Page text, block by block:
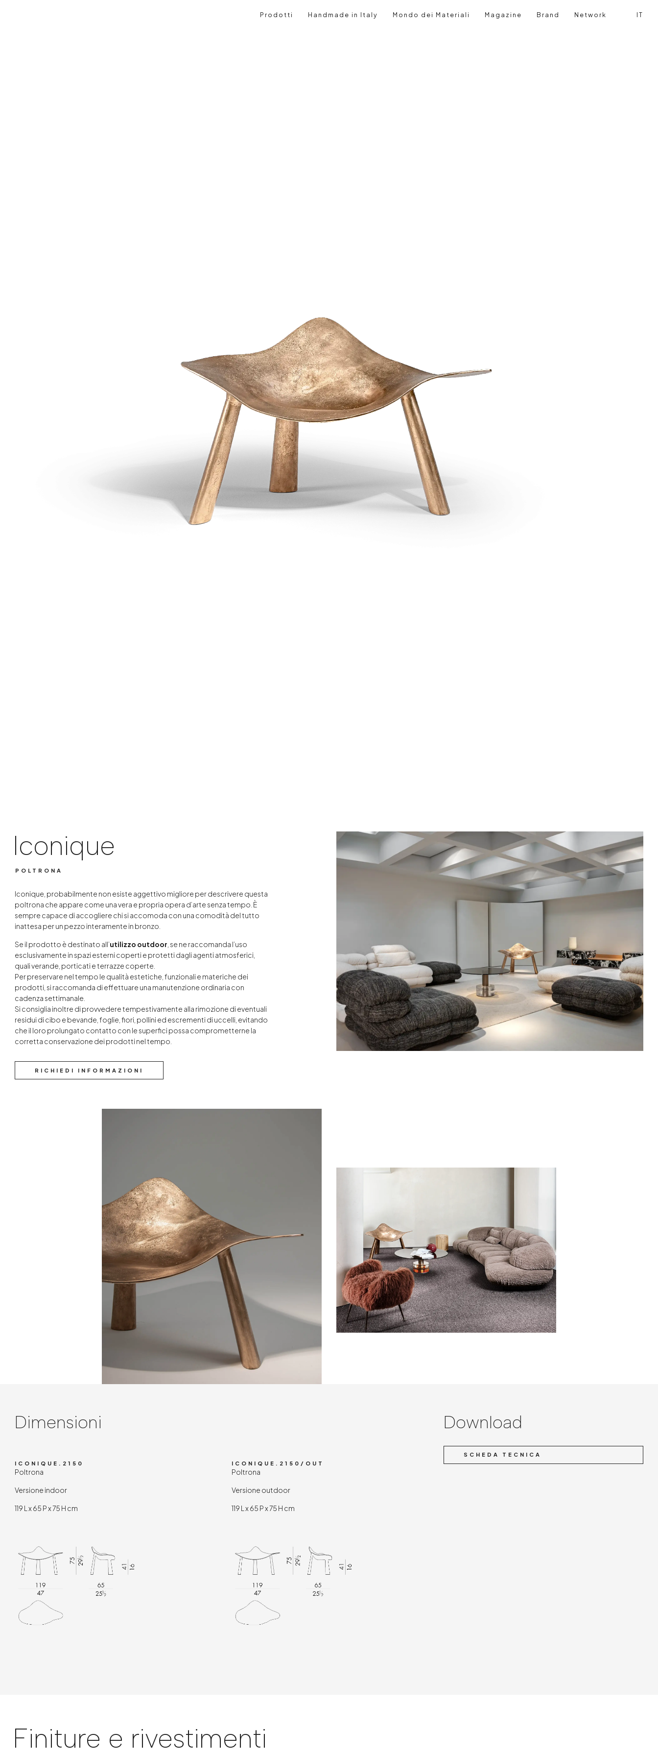
Prodotti Handmade in Italy Mondo dei Materiali Magazine Brand Network Cerca
Login
IT
ICONIQUE POLTRONA
Iconique
POLTRONA
Iconique, probabilmente non esiste aggettivo migliore per descrivere questa
poltrona che appare come una vera e propria opera d’arte senza tempo. È
sempre capace di accogliere chi si accomoda con una comodità del tutto
inattesa per un pezzo interamente in bronzo.
Se il prodotto è destinato all’utilizzo outdoor , se ne raccomanda l’uso
esclusivamente in spazi esterni coperti e protetti dagli agenti atmosferici,
quali verande, porticati e terrazze coperte.
Per preservare nel tempo le qualità estetiche, funzionali e materiche dei
prodotti, si raccomanda di effettuare una manutenzione ordinaria con
cadenza settimanale.
Si consiglia inoltre di provvedere tempestivamente alla rimozione di eventuali
residui di cibo e bevande, foglie, fiori, pollini ed escrementi di uccelli, evitando
che il loro prolungato contatto con le superfici possa comprometterne la
corretta conservazione dei prodotti nel tempo.
RICHIEDI INFORMAZIONI
Dimensioni
ICONIQUE.2150
Poltrona
Versione indoor
119 L x 65 P x 75 H cm
ICONIQUE.2150/OUT
Poltrona
Versione outdoor
119 L x 65 P x 75 H cm
Download
SCHEDA TECNICA
Finiture e rivestimenti